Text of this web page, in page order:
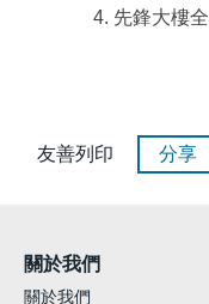
先鋒大樓
友善列印 分享
關於我們
關於我們